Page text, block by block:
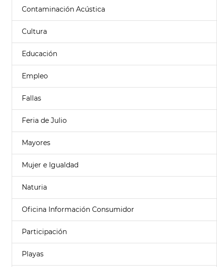
Contaminación Acústica
Cultura
Educación
Empleo
Fallas
Feria de Julio
Mayores
Mujer e Igualdad
Naturia
Oficina Información Consumidor
Participación
Playas